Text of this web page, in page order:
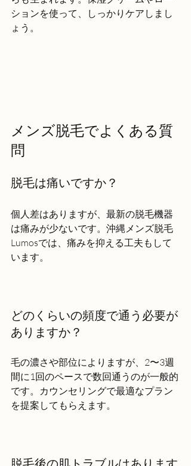
ションを使って、しっかりケアしまし
ょう。
メンズ脱毛でよくある質
問
脱毛は痛いですか？
個人差はありますが、最新の脱毛機器
は痛みが少ないです。沖縄メンズ脱毛
Lumosでは、痛みを抑える工夫もして
います。
どのくらいの頻度で通う必要が
ありますか？
毛の濃さや部位によりますが、2〜3週
間に1回のペースで数回通うのが一般的
です。カウンセリングで最適なプラン
を提案してもらえます。
脱毛後の肌トラブルはあります